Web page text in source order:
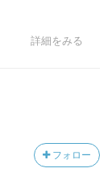
詳細をみる
フォロー